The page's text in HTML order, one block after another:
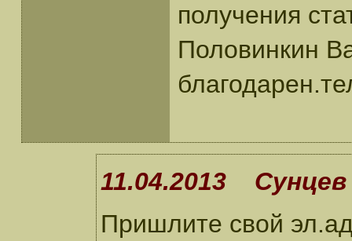
получения
Половинкин
11.04.2013
Пришлите свой